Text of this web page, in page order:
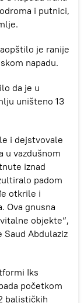
i putnici,
je ranije
napadu.
da je u
uništeno 13
i dejstvovale
u vazdušnom
iznad
padom
otkrile i
Ova gnusna
objekte“,
Abdulaziz
Iks
početkom
balističkih